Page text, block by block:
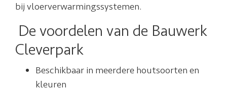
bij vloerverwarmingssystemen.
De voordelen van de Bauwerk
Cleverpark
Beschikbaar in meerdere houtsoorten en
kleuren